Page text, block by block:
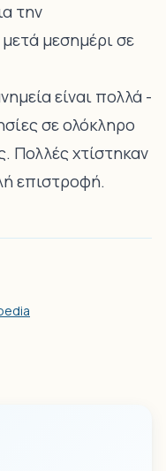
την
μεσημέρι σε
είναι πολλά -
σε ολόκληρο
Πολλές χτίστηκαν
επιστροφή.